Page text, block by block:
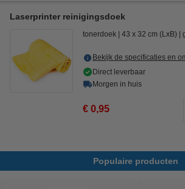
Laserprinter reinigingsdoek
tonerdoek 43 x 32 cm (LxB)
Bekijk de specificaties en
Direct leverbaar
Morgen in huis
€ 0,95
Populaire producten